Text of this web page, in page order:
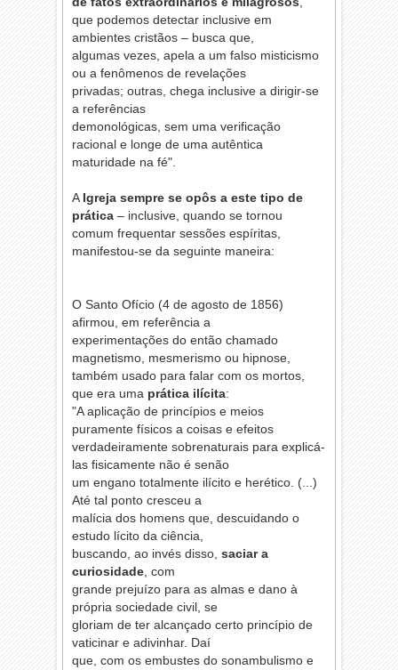
que podemos detectar inclusive em
ambientes cristãos – busca que,
algumas vezes, apela a um falso misticismo
ou a fenômenos de revelações
privadas; outras, chega inclusive a dirigir-se
a referências
demonológicas, sem uma verificação
racional e longe de uma autêntica
maturidade na fé".
A Igreja sempre se opôs a este tipo de
prática – inclusive, quando se tornou
comum frequentar sessões espíritas,
manifestou-se da seguinte maneira:
O Santo Ofício (4 de agosto de 1856)
afirmou, em referência a
experimentações do então chamado
magnetismo, mesmerismo ou hipnose,
também usado para falar com os mortos,
que era uma prática ilícita:
"A aplicação de princípios e meios
puramente físicos a coisas e efeitos
verdadeiramente sobrenaturais para explicá-
las fisicamente não é senão
um engano totalmente ilícito e herético. (...)
Até tal ponto cresceu a
malícia dos homens que, descuidando o
estudo lícito da ciência,
buscando, ao invés disso,saciar a
curiosidade , com
grande prejuízo para as almas e dano à
própria sociedade civil, se
gloriam de ter alcançado certo princípio de
vaticinar e adivinhar. Daí
que, com os embustes do sonambulismo e